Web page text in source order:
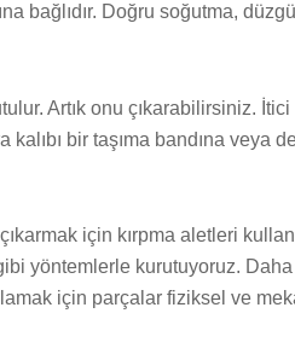
bağlıdır. Doğru soğutma,
Artık onu çıkarabilirsiniz. İtici
kalıbı bir taşıma bandına veya
için kırpma aletleri
yöntemlerle kurutuyoruz. Daha
için parçalar fiziksel ve